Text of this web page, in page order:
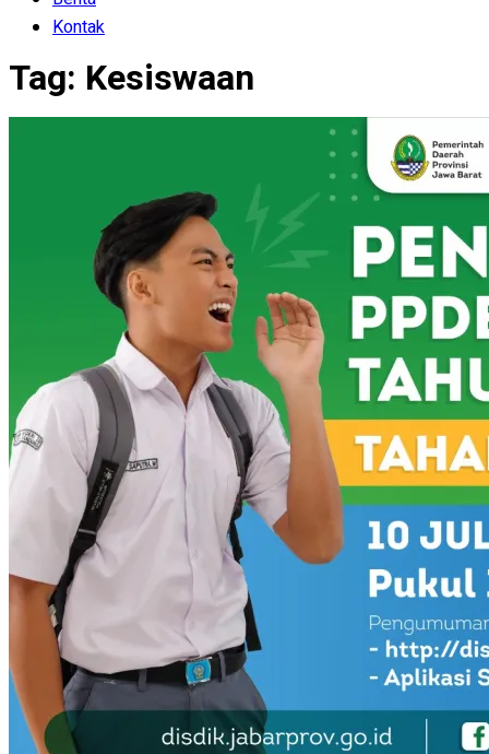
Kontak
Tag: Kesiswaan